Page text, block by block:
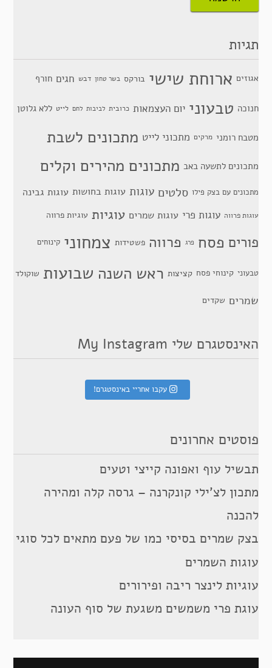
תגיות
אגוזים ארוחת שישי בורקס בשר טחון דבש חגים חורף
חנוכה טבעוני יום העצמאות כרובית לביבות לחם לייט ללא גלוטן
מטבח רומני מרקים מתכוני לייט מתכונים לשבת
מתכונים לתשעה באב מתכונים מהירים וקלים
מתכונים עם בצק פילו סלטים עוגות עוגות בחושות עוגות גבינה
עוגות פרווה עוגות פרי עוגות שמרים עוגיות עוגיות פרווה
פורים פסח פרג פרווה פשטידות צמחוני קינוחים
טבעוני קינוחי פסח קציצות ראש השנה שבועות שוקולד
שמרים שקדים
האינסטגרם שלי My Instagram
עקבו אחריי באינסטגרם!
פוסטים אחרונים
תבשיל עוף ואפונה קייצי וטעים
מתכון לצ’ילי קונקרנה – גרסה קלה ומהירה
להכנה
בצק שמרים בסיסי כמו של פעם מתאים לכל סוגי
עוגות השמרים
עוגיות לינצר ריבה ופירורים
עוגת פרי משמשים משגעת של סוף העונה